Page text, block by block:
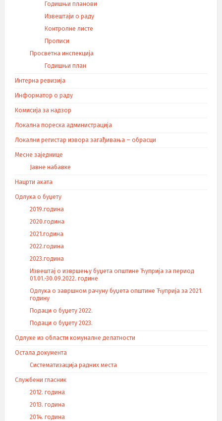
Годишњи планови
Извештаји о раду
Контролне листе
Прописи
Просветна инспекција
Годишњи план
Интерна ревизија
Информатор о раду
Комисија за надзор
Локална пореска администрација
Локални регистар извора загађивања – обрасци
Месне заједнице
Јавне набавке
Нацрти аката
Одлука о буџету
2019.година
2020.година
2021.година
2022.година
2023.година
Извештај о извршењу буџета општине Ћуприја за период
01.01.-30.09.2022. године
Одлука о завршном рачуну буџета општине Ћуприја за 2021.
годину
Подаци о буџету 2022.
Подаци о буџету 2023.
Одлуке из области комуналне делатности
Остала документа
Систематизација радних места
Службени гласник
2012. година
2013. година
2014. година